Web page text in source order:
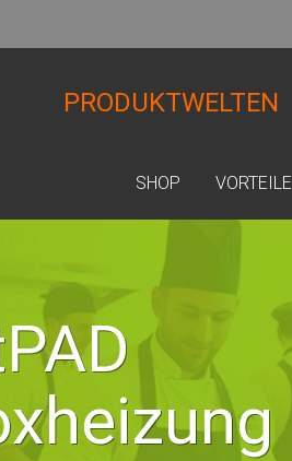
PRODUKTWELTEN
SHOP VORTEILE